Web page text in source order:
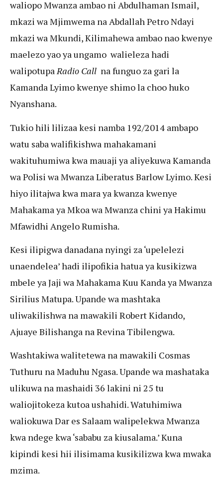
waliopo Mwanza ambao ni Abdulhaman Ismail,
mkazi wa Mjimwema na Abdallah Petro Ndayi
mkazi wa Mkundi, Kilimahewa ambao nao kwenye
maelezo yao ya ungamo walieleza hadi
walipotupaRadio Call na funguo za gari la
Kamanda Lyimo kwenye shimo la choo huko
Nyanshana.
Tukio hili lilizaa kesi namba 192/2014 ambapo
watu saba walifikishwa mahakamani
wakituhumiwa kwa mauaji ya aliyekuwa Kamanda
wa Polisi wa Mwanza Liberatus Barlow Lyimo. Kesi
hiyo ilitajwa kwa mara ya kwanza kwenye
Mahakama ya Mkoa wa Mwanza chini ya Hakimu
Mfawidhi Angelo Rumisha.
Kesi ilipigwa danadana nyingi za ‘upelelezi
unaendelea’ hadi ilipofikia hatua ya kusikizwa
mbele ya Jaji wa Mahakama Kuu Kanda ya Mwanza
Sirilius Matupa. Upande wa mashtaka
uliwakilishwa na mawakili Robert Kidando,
Ajuaye Bilishanga na Revina Tibilengwa.
Washtakiwa walitetewa na mawakili Cosmas
Tuthuru na Maduhu Ngasa. Upande wa mashataka
ulikuwa na mashaidi 36 lakini ni 25 tu
waliojitokeza kutoa ushahidi. Watuhimiwa
waliokuwa Dar es Salaam walipelekwa Mwanza
kwa ndege kwa ‘sababu za kiusalama.’ Kuna
kipindi kesi hii ilisimama kusikilizwa kwa mwaka
mzima.